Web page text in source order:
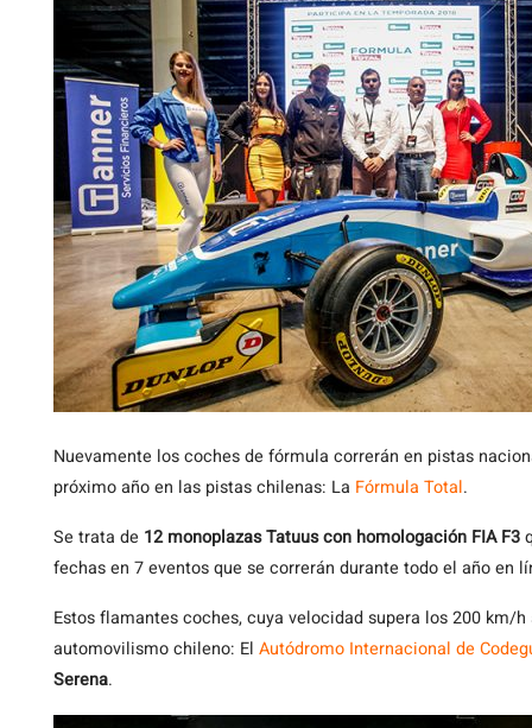
Nuevamente los coches de fórmula correrán en pistas
próximo año en las pistas chilenas: La Fórmula Total.
Se trata de 12 monoplazas Tatuus con homologación FIA F3
fechas en 7 eventos que se correrán durante todo el año en
Estos flamantes coches, cuya velocidad supera los 200 km/
automovilismo chileno: El Autódromo Internacional de
Serena.